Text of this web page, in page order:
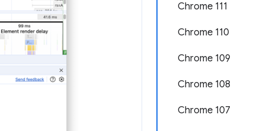
Chrome 111
Chrome 110
Chrome 109
Chrome 108
Chrome 107